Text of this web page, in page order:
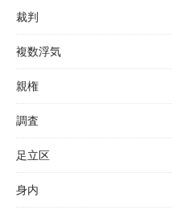
裁判
複数浮気
親権
調査
足立区
身内